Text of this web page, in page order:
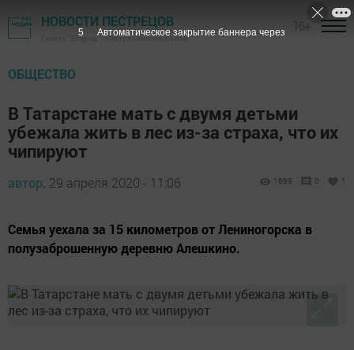
НОВОСТИ ПЕСТРЕЦОВ
Газета "Вперед" - Пестречинский район
ОБЩЕСТВО
В Татарстане мать с двумя детьми
убежала жить в лес из-за страха, что их
чипируют
автор, 29 апреля 2020 - 11:06 1699 0 1
Семья уехала за 15 километров от Лениногорска в
полузаброшенную деревню Алешкино.
4 Автоматическое закрытие баннера через